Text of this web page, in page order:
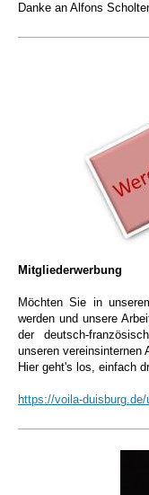
Danke an Alfons
Mitgliederwerbung
Möchten Sie in
werden und unsere
der deutsch-
unseren vereinsinternen
Hier geht's los, einfach
https://voila-